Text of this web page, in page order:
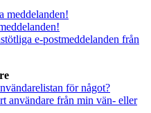
meddelanden!
e-postmeddelanden från
för något?
användare från min vän- eller